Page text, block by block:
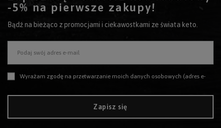
-5% na pierwsze zakupy!
Bądź na bieżąco z promocjami i ciekawostkami ze świata keto.
Podaj swój adres e-mail
Wyrażam zgodę na przetwarzanie moich danych osobowych (adres e-mail) na potrzeby wysyłki newslettera z informacją handlową (marketing). Więcej w
Zapisz się